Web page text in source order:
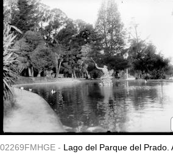
02269FMHGE - Lago del Parque del Prado.